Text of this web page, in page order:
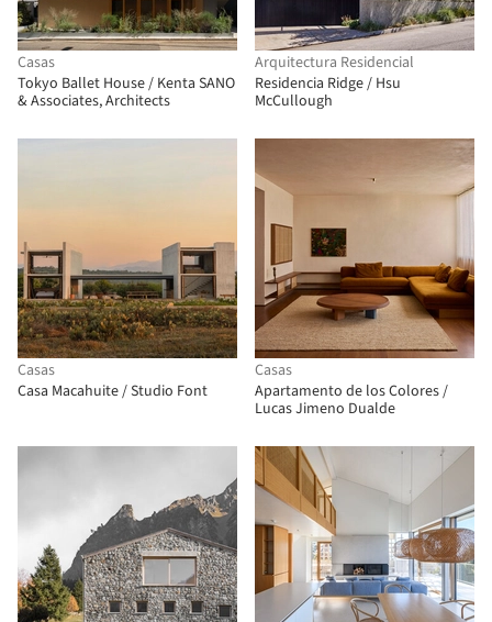
Casas
Tokyo Ballet House / Kenta SANO
& Associates, Architects
Arquitectura Residencial
Residencia Ridge / Hsu
McCullough
Casas
Casa Macahuite / Studio Font
Casas
Apartamento de los Colores /
Lucas Jimeno Dualde